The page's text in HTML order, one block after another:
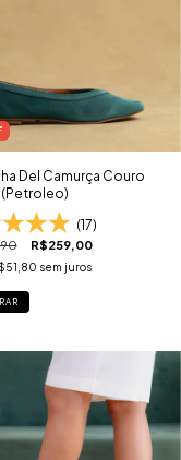
Del Camurça Couro
(Petroleo)
(17)
R$259,00
sem juros